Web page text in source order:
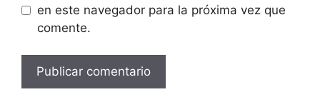
en este navegador para la próxima vez que
comente.